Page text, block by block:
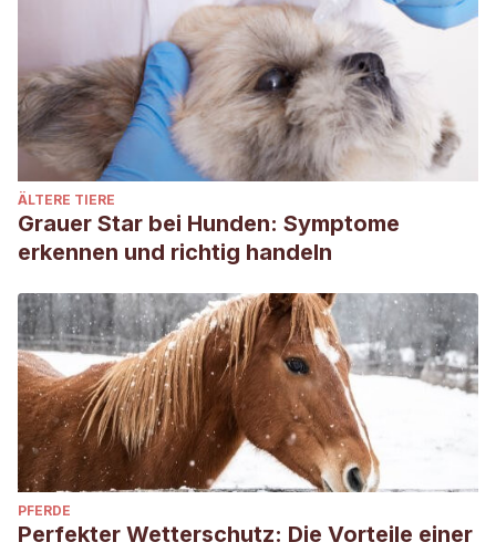
ÄLTERE TIERE
Grauer Star bei Hunden: Symptome
erkennen und richtig handeln
PFERDE
Perfekter Wetterschutz: Die Vorteile einer